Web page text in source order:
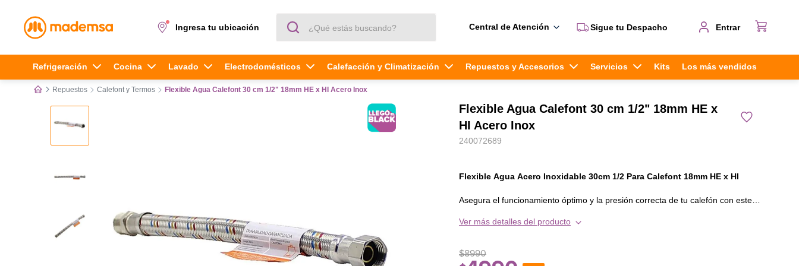
Ingresa tu ubicación
Términos más buscados
1. cocina 4 platos
lavadora
refrigerador
Central de Atención Sigue tu Despacho Entrar
Refrigeración Cocina Lavado Electrodomésticos Calefacción y Climatización Repuestos y Accesorios Servicios Kits Los más vendidos
Repuestos Calefont y Termos Flexible Agua Calefont 30 cm 1/2" 18mm HE x HI Acero Inox
Flexible Agua Calefont 30 cm 1/2" 18mm HE x
HI Acero Inox
240072689
Flexible Agua Acero Inoxidable 30cm 1/2 Para Calefont 18mm HE x HI
Asegura el funcionamiento óptimo y la presión correcta de tu calefón con este
un flujo de agua superior a los flexibles estándar, garantizando que tu equipo
¿Por qué elegir este flexible?
Ver más detalles del producto
$8990